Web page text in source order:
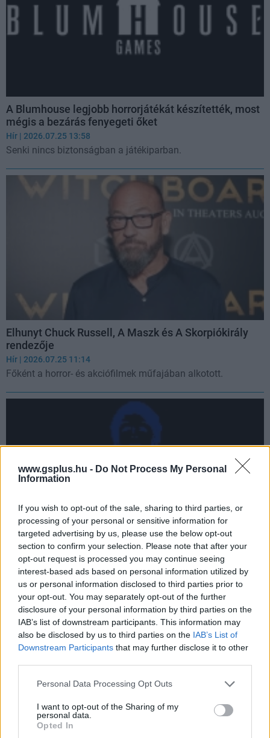
www.gsplus.hu - Do Not Process My Personal
Information
If you wish to opt-out of the sale, sharing to third parties, or
processing of your personal or sensitive information for
targeted advertising by us, please use the below opt-out
section to confirm your selection. Please note that after your
opt-out request is processed you may continue seeing
interest-based ads based on personal information utilized by
us or personal information disclosed to third parties prior to
your opt-out. You may separately opt-out of the further
disclosure of your personal information by third parties on the
IAB’s list of downstream participants. This information may
also be disclosed by us to third parties on the IAB’s List of
Downstream Participants that may further disclose it to other
Please note that this website/app uses one or more Google
not limited to your visit or usage behaviour. You may click to
grant or deny consent to Google and its third-party tags to
use your data for below specified purposes in below Google
Personal Data Processing Opt Outs
I want to opt-out of the Sharing of my
personal data.
Opted In
A Blumhouse legjobb horrorjátékát készítették, most
mégis a bezárás fenyegeti őket
Hír | 2026.07.25 13:58
Senki nincs biztonságban a játékiparban.
Elhunyt Chuck Russell, A Maszk és A Skorpiókirály
rendezője
Hír | 2026.07.25 11:14
Főként a horror- és akciófilmek műfajában alkotott.
Olyat fogsz tenni, amit nem hagyott jóvá a Vatikán –
FAITH: The Unholy Trinity
| 2026.07.24 07:33
Tartsd lenyomva a SPACE-t, hogy kiűzd a fából a démont!